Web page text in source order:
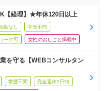
【経理】★年休120日以上
勤なし 学歴不問
ーク可 女性のおしごと掲載中
を守る【WEBコンサルタン
学歴不問 完全週休2日制